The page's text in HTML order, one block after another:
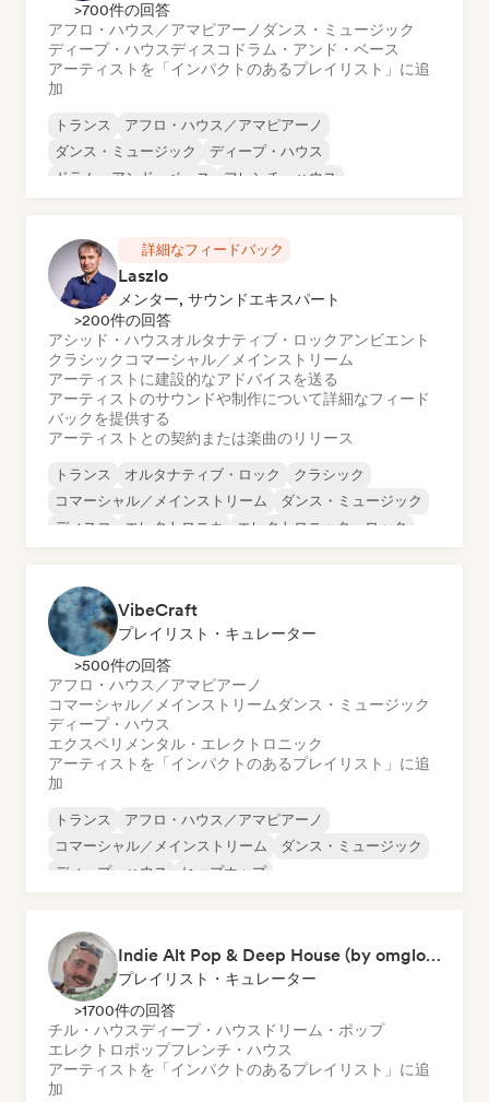
>700件の回答
アフロ・ハウス／アマピアーノ ダンス・ミュージック
ディープ・ハウスディスコ ドラム・アンド・ベース
アーティストを「インパクトのあるプレイリスト」に追
加
トランス
アフロ・ハウス／アマピアーノ
ダンス・ミュージック
ディープ・ハウス
ドラム・アンド・ベース
フレンチ・ハウス
詳細なフィードバック
Laszlo
メンター, サウンドエキスパート
>200件の回答
アシッド・ハウスオルタナティブ・ロックアンビエント
クラシック コマーシャル／メインストリーム
アーティストに建設的なアドバイスを送る
アーティストのサウンドや制作について詳細なフィード
バックを提供する
アーティストとの契約または楽曲のリリース
トランス オルタナティブ・ロック
クラシック
コマーシャル／メインストリーム
ダンス・ミュージック
ディスコ
エレクトロニカ エレクトロニック・ロック
VibeCraft
プレイリスト・キュレーター
>500件の回答
アフロ・ハウス／アマピアーノ
コマーシャル／メインストリーム ダンス・ミュージック
ディープ・ハウス
エクスペリメンタル・エレクトロニック
アーティストを「インパクトのあるプレイリスト」に追
加
トランス
アフロ・ハウス／アマピアーノ
コマーシャル／メインストリーム
ダンス・ミュージック
ディープ・ハウス
ヒップホップ
Indie Alt Pop & Deep House (by omglookitsRaph)
プレイリスト・キュレーター
>1700件の回答
チル・ハウスディープ・ハウス ドリーム・ポップ
エレクトロポップフレンチ・ハウス
アーティストを「インパクトのあるプレイリスト」に追
加